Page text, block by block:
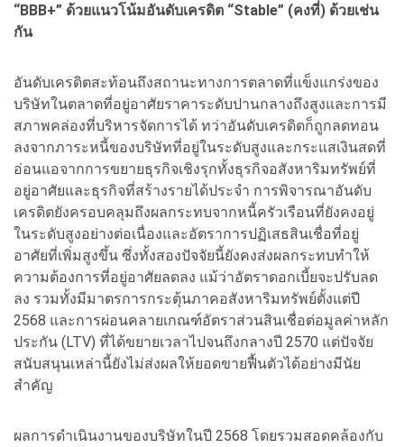
“BBB+” ด้วยแนวโน้มอันดับเครดิต “Stable” (คงที่) ด้วยเช่น
กัน
อันดับเครดิตสะท้อนถึงสถานะทางการตลาดที่แข็งแกร่งของ
บริษัทในตลาดที่อยู่อาศัยราคาระดับปานกลางถึงสูงและการมี
สภาพคล่องที่บริหารจัดการได้ ทว่าอันดับเครดิตก็ถูกลดทอน
ลงจากภาระหนี้ของบริษัทที่อยู่ในระดับสูงและกระแสเงินสดที่
อ่อนแอจากการขยายธุรกิจเชิงรุกทั้งธุรกิจอสังหาริมทรัพย์ที่
อยู่อาศัยและธุรกิจที่สร้างรายได้ประจำ การพิจารณาอันดับ
เครดิตยังครอบคลุมถึงผลกระทบจากหนี้ครัวเรือนที่ยังคงอยู่
ในระดับสูงอย่างต่อเนื่องและอัตราการปฏิเสธสินเชื่อที่อยู่
อาศัยที่เพิ่มสูงขึ้น ซึ่งทั้งสองปัจจัยนี้ยังคงส่งผลกระทบทำให้
ความต้องการที่อยู่อาศัยลดลง แม้ว่าอัตราดอกเบี้ยจะปรับลด
ลง รวมทั้งมีมาตรการกระตุ้นภาคอสังหาริมทรัพย์ตั้งแต่ปี
2568 และการผ่อนคลายเกณฑ์อัตราส่วนสินเชื่อต่อมูลค่าหลัก
ประกัน (LTV) ที่ได้ขยายเวลาไปจนถึงกลางปี 2570 แต่ปัจจัย
สนับสนุนเหล่านี้ยังไม่ส่งผลให้ยอดขายฟื้นตัวได้อย่างมีนัย
สำคัญ
ผลการดำเนินงานของบริษัทในปี 2568 โดยรวมสอดคล้องกับ